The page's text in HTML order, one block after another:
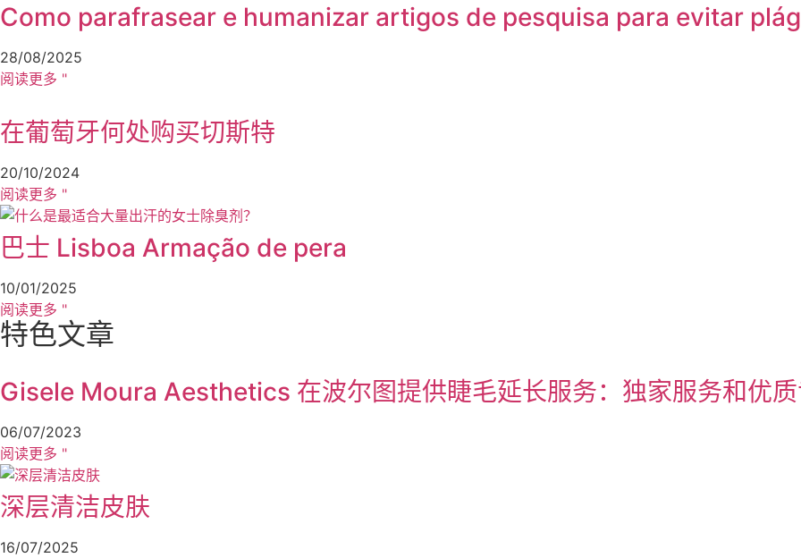
Como parafrasear e humanizar artigos de pesquisa para evitar
28/08/2025
阅读更多 "
在葡萄牙何处购买切斯特
20/10/2024
阅读更多 "
巴士 Lisboa Armação de pera
10/01/2025
阅读更多 "
特色文章
Gisele Moura Aesthetics 在波尔图提供睫毛延长服务：独家服务和优
06/07/2023
阅读更多 "
深层清洁皮肤
16/07/2025